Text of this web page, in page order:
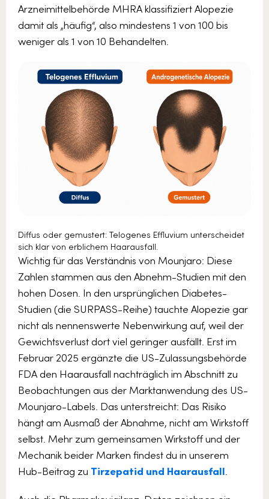
Arzneimittelbehörde MHRA klassifiziert Alopezie
damit als „häufig“, also mindestens 1 von 100 bis
weniger als 1 von 10 Behandelten.
Diffus oder gemustert: Telogenes Effluvium unterscheidet
sich klar von erblichem Haarausfall.
Wichtig für das Verständnis von Mounjaro: Diese
Zahlen stammen aus den Abnehm-Studien mit den
hohen Dosen. In den ursprünglichen Diabetes-
Studien (die SURPASS-Reihe) tauchte Alopezie gar
nicht als nennenswerte Nebenwirkung auf, weil der
Gewichtsverlust dort viel geringer ausfällt. Erst im
Februar 2025 ergänzte die US-Zulassungsbehörde
FDA den Haarausfall nachträglich im Abschnitt zu
Beobachtungen aus der Marktanwendung des US-
Mounjaro-Labels. Das unterstreicht: Das Risiko
hängt am Ausmaß der Abnahme, nicht am Wirkstoff
selbst. Mehr zum gemeinsamen Wirkstoff und der
Mechanik beider Marken findest du in unserem
Hub-Beitrag zu Tirzepatid und Haarausfall.